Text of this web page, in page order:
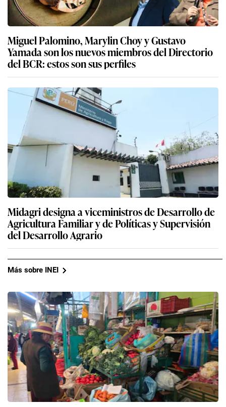
Miguel Palomino, Marylin Choy y Gustavo
Yamada son los nuevos miembros del Directorio
del BCR: estos son sus perfiles
Midagri designa a viceministros de Desarrollo de
Agricultura Familiar y de Políticas y Supervisión
del Desarrollo Agrario
Más sobre INEI